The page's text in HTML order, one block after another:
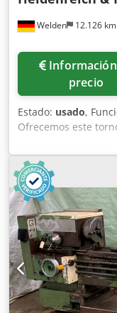
Welden 12.126 km
Información de
precio
Estado: usado,
Ofrecemos este
Harbeck 21 R0 con
fabricación
funcional y ya ha
ejes. Cedpfoy Nd
necesita más
llamarnos.